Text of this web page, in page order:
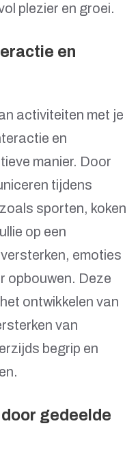
plezier en groei.
en
activiteiten met je
en
manier. Door
tijdens
sporten, koken
op een
emoties
opbouwen. Deze
ontwikkelen van
van
begrip en
gedeelde